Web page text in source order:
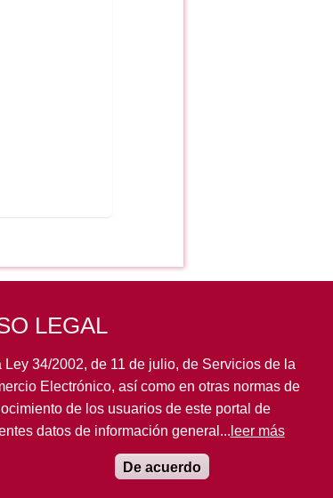
LEGAL
34/2002, de 11 de julio, de Servicios de la
Electrónico, así como en otras normas de
de los usuarios de este portal de
datos de información general... leer más
De acuerdo